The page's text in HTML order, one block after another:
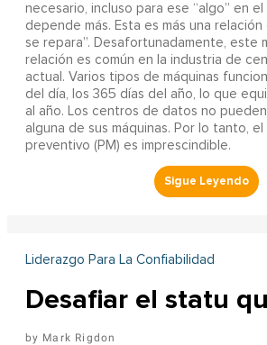
necesario, incluso para ese “algo” en
depende más. Esta es más una relación
se repara”. Desafortunadamente, este
relación es común en la industria de
actual. Varios tipos de máquinas
del día, los 365 días del año, lo que
al año. Los centros de datos no
alguna de sus máquinas. Por lo tanto,
preventivo (PM) es imprescindible.
Liderazgo Para La Confiabilidad
Desafiar el statu
Mark Rigdon